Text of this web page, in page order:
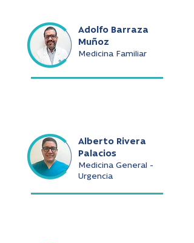
Adolfo Barraza
Muñoz
Medicina Familiar
Alberto Rivera
Palacios
Medicina General -
Urgencia